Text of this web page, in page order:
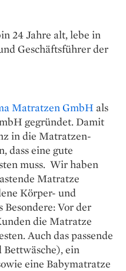
24 Jahre alt, lebe in
Geschäftsführer der
Matratzen GmbH als
gegründet. Damit
in die Matratzen-
dass eine gute
muss. Wir haben
Matratze
Körper- und
Besondere: Vor der
die Matratze
Auch das passende
Bettwäsche), ein
eine Babymatratze